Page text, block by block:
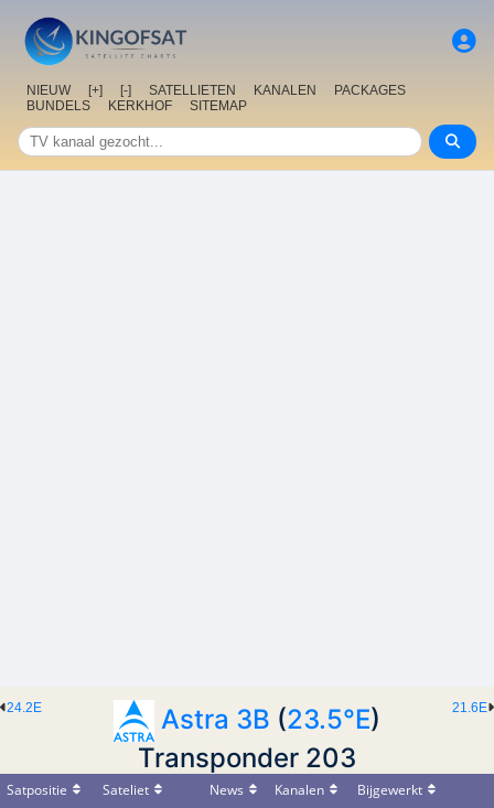
NIEUW [+] [-] SATELLIETEN KANALEN
PACKAGES
BUNDELS
KERKHOF SITEMAP
21.6E
24.2E Astra 3B (23.5°E)
Transponder 203
Satpositie Sateliet News Kanalen
Bijgewerkt